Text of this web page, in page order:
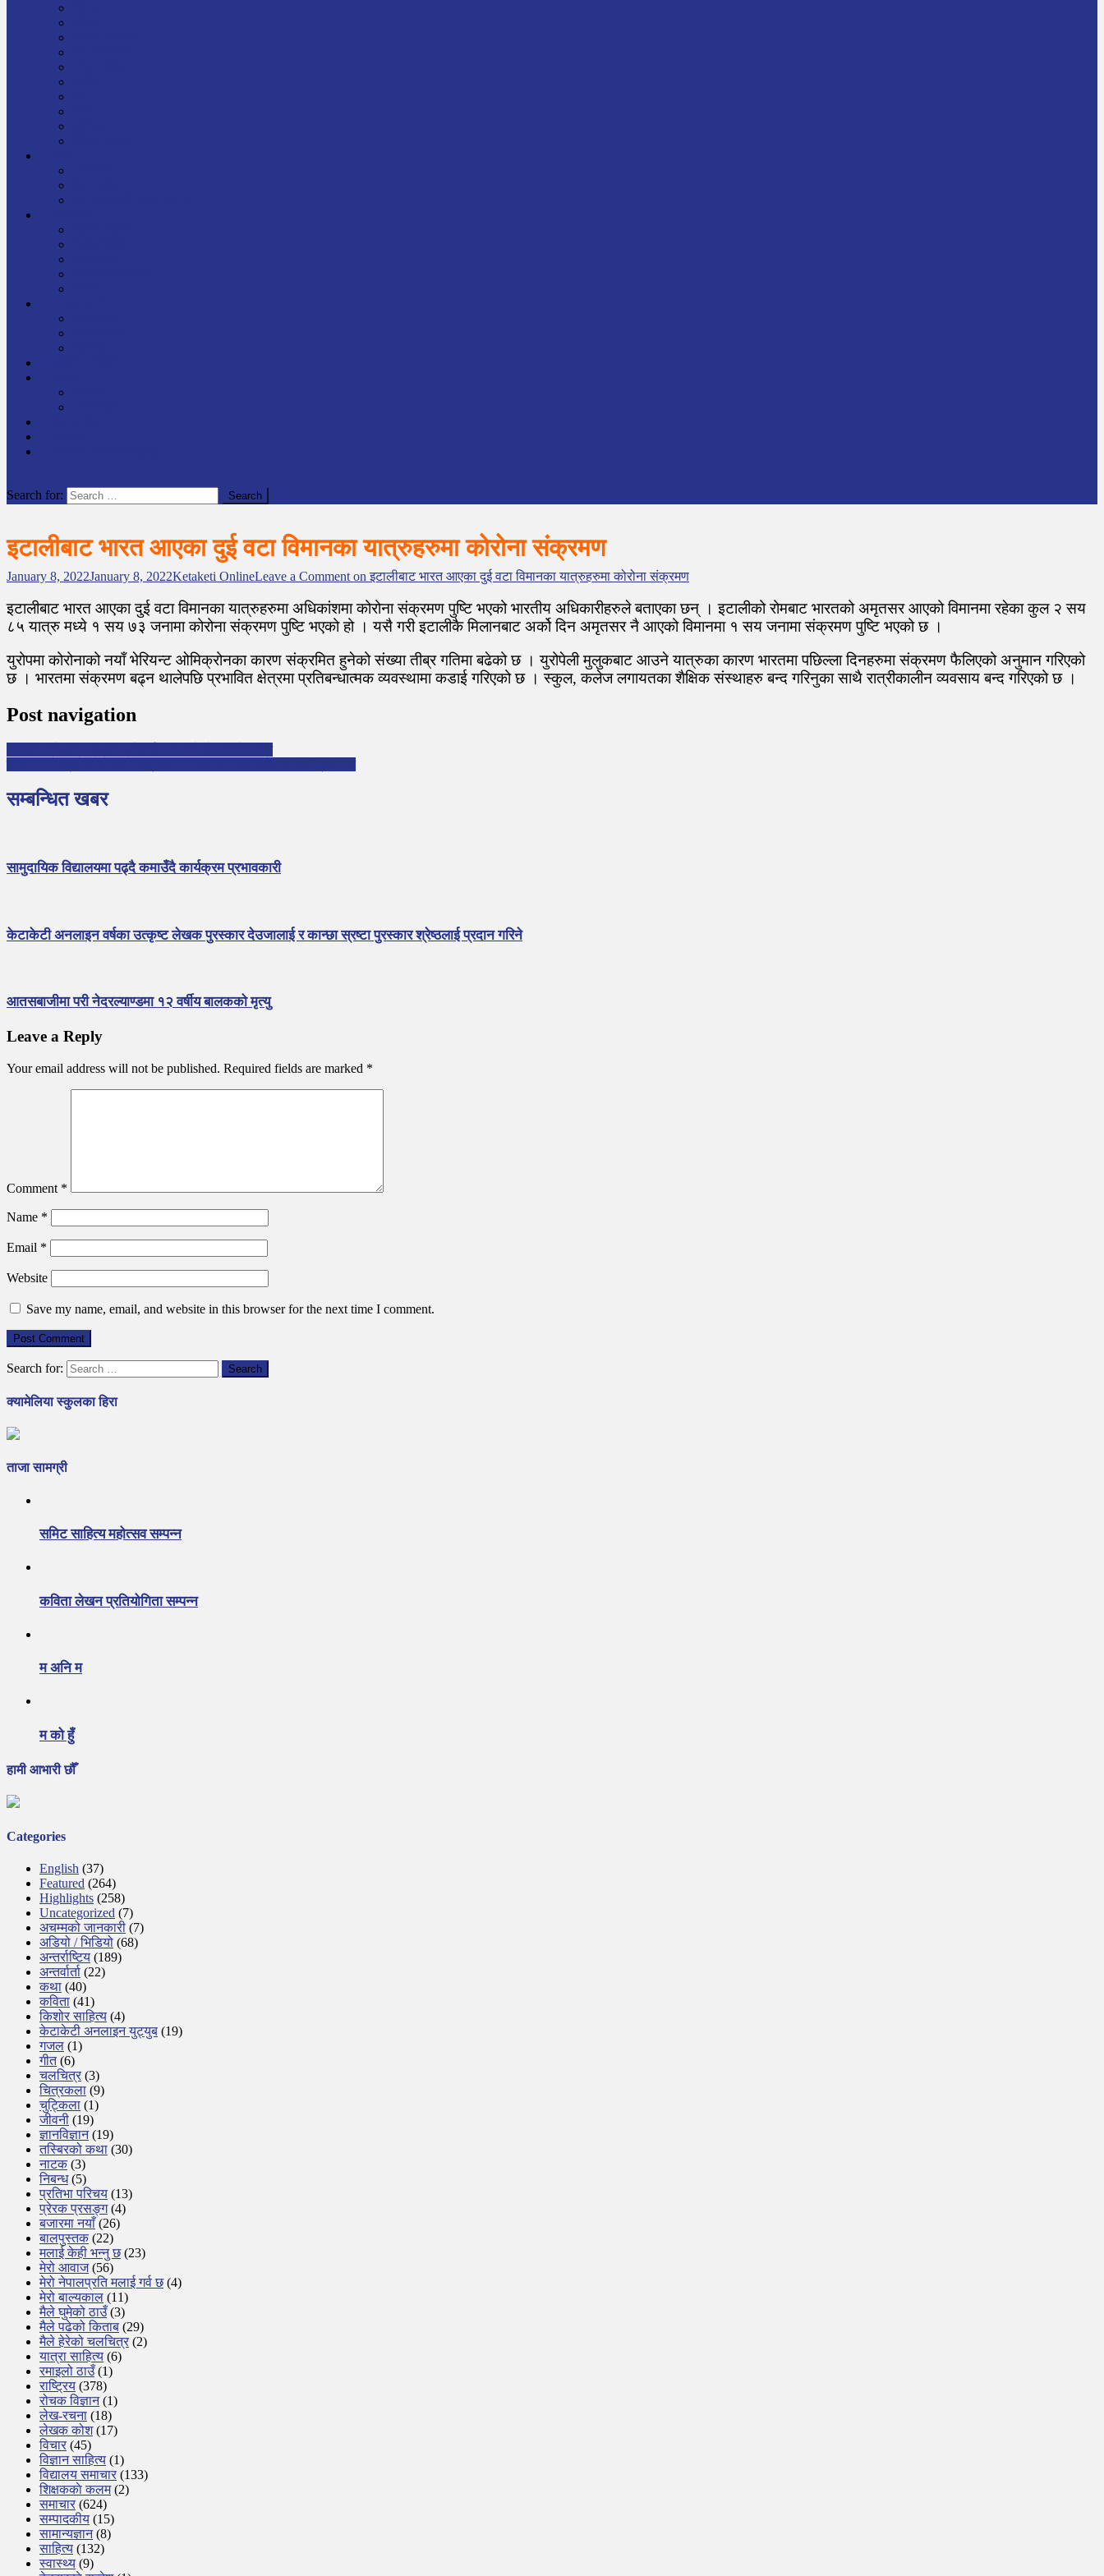
Search for:
इटालीबाट भारत आएका दुई वटा विमानका यात्रुहरुमा कोरोना संक्रमण
January 8, 2022January 8, 2022Ketaketi OnlineLeave a Comment on इटालीबाट भारत आएका दुई वटा विमानका यात्रुहरुमा कोरोना संक्रमण
इटालीबाट भारत आएका दुई वटा विमानका यात्रुहरुमा अधिकांशमा कोरोना संक्रमण पुष्टि भएको भारतीय अधिकारीहरुले बताएका छन् । इटालीको रोमबाट भारतको अमृतसर आएको विमानमा रहेका कुल २ सय
८५ यात्रु मध्ये १ सय ७३ जनामा कोरोना संक्रमण पुष्टि भएको हो । यसै गरी इटालीकै मिलानबाट अर्को दिन अमृतसर नै आएको विमानमा १ सय जनामा संक्रमण पुष्टि भएको छ ।
युरोपमा कोरोनाको नयाँ भेरियन्ट ओमिक्रोनका कारण संक्रमित हुनेको संख्या तीब्र गतिमा बढेको छ । युरोपेली मुलुकबाट आउने यात्रुका कारण भारतमा पछिल्ला दिनहरुमा संक्रमण फैलिएको अनुमान गरिएको
छ । भारतमा संक्रमण बढ्न थालेपछि प्रभावित क्षेत्रमा प्रतिबन्धात्मक व्यवस्थामा कडाई गरिएको छ । स्कुल, कलेज लगायतका शैक्षिक संस्थाहरु बन्द गरिनुका साथै रात्रीकालीन व्यवसाय बन्द गरिएको छ ।
Post navigation
सम्बन्धित खबर
सामुदायिक विद्यालयमा पढ्दै कमाउँदै कार्यक्रम प्रभावकारी
केटाकेटी अनलाइन वर्षका उत्कृष्ट लेखक पुरस्कार देउजालाई र कान्छा स्रष्टा पुरस्कार श्रेष्ठलाई प्रदान गरिने
आतसबाजीमा परी नेदरल्याण्डमा १२ वर्षीय बालकको मृत्यु
Leave a Reply
Your email address will not be published. Required fields are marked *
Comment *
Name *
Email *
Website
Save my name, email, and website in this browser for the next time I comment.
Search for:
क्यामेलिया स्कुलका हिरा
ताजा सामग्री
समिट साहित्य महोत्सव सम्पन्न
कविता लेखन प्रतियोगिता सम्पन्न
म अनि म
म को हुँ
हामी आभारी छौँ
Categories
English (37)
Featured (264)
Highlights (258)
Uncategorized (7)
अचम्मको जानकारी (7)
अडियो / भिडियो (68)
अन्तर्राष्टिय (189)
अन्तर्वार्ता (22)
कथा (40)
कविता (41)
किशोर साहित्य (4)
केटाकेटी अनलाइन युट्युब (19)
गजल (1)
गीत(6)
चलचित्र (3)
चित्रकला (9)
चुट्किला (1)
जीवनी (19)
ज्ञानविज्ञान(19)
तस्बिरको कथा (30)
नाटक(3)
निबन्ध(5)
प्रतिभा परिचय (13)
प्रेरक प्रसङ्ग(4)
बजारमा नयाँ(26)
बालपुस्तक(22)
मलाई केही भन्नु छ(23)
मेरो आवाज(56)
मेरो नेपालप्रति मलाई गर्व छ(4)
मेरो बाल्यकाल (11)
मैले घुमेको ठाउँ(3)
मैले पढेको किताब (29)
मैले हेरेको चलचित्र (2)
यात्रा साहित्य (6)
रमाइलो ठाउँ(1)
राष्ट्रिय (378)
रोचक विज्ञान(1)
लेख-रचना (18)
लेखक कोश(17)
विचार (45)
विज्ञान साहित्य (1)
विद्यालय समाचार (133)
शिक्षककाे कलम(2)
समाचार (624)
सम्पादकीय (15)
सामान्यज्ञान(8)
साहित्य (132)
स्वास्थ्य (9)